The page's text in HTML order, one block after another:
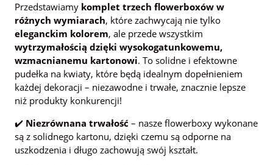
Przedstawiamy komplet trzech flowerboxów w
różnych wymiarach, które zachwycają nie tylko
eleganckim kolorem, ale przede wszystkim
wytrzymałością dzięki wysokogatunkowemu,
wzmacnianemu kartonowi. To solidne i efektowne
pudełka na kwiaty, które będą idealnym dopełnieniem
każdej dekoracji – niezawodne i trwałe, znacznie lepsze
niż produkty konkurencji!
✔️ Niezrównana trwałość – nasze flowerboxy wykonane
są z solidnego kartonu, dzięki czemu są odporne na
uszkodzenia i długo zachowują swój kształt.